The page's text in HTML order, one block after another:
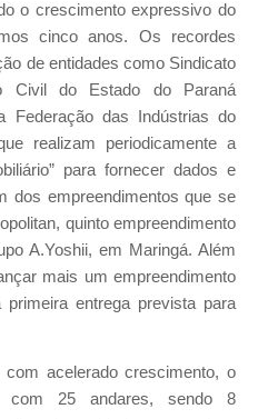
o crescimento expressivo do
cinco anos. Os recordes
de entidades como Sindicato
Civil do Estado do Paraná
Federação das Indústrias do
realizam periodicamente a
para fornecer dados e
dos empreendimentos que se
quinto empreendimento
A.Yoshii, em Maringá. Além
mais um empreendimento
entrega prevista para
acelerado crescimento, o
com 25 andares, sendo 8